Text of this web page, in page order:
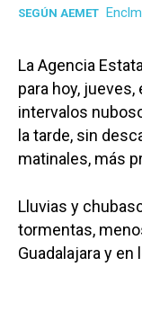
SEGÚN AEMET Enclm
La Agencia
para hoy, jueves,
intervalos
la tarde, sin
matinales, más
Lluvias y
tormentas,
Guadalajara y en